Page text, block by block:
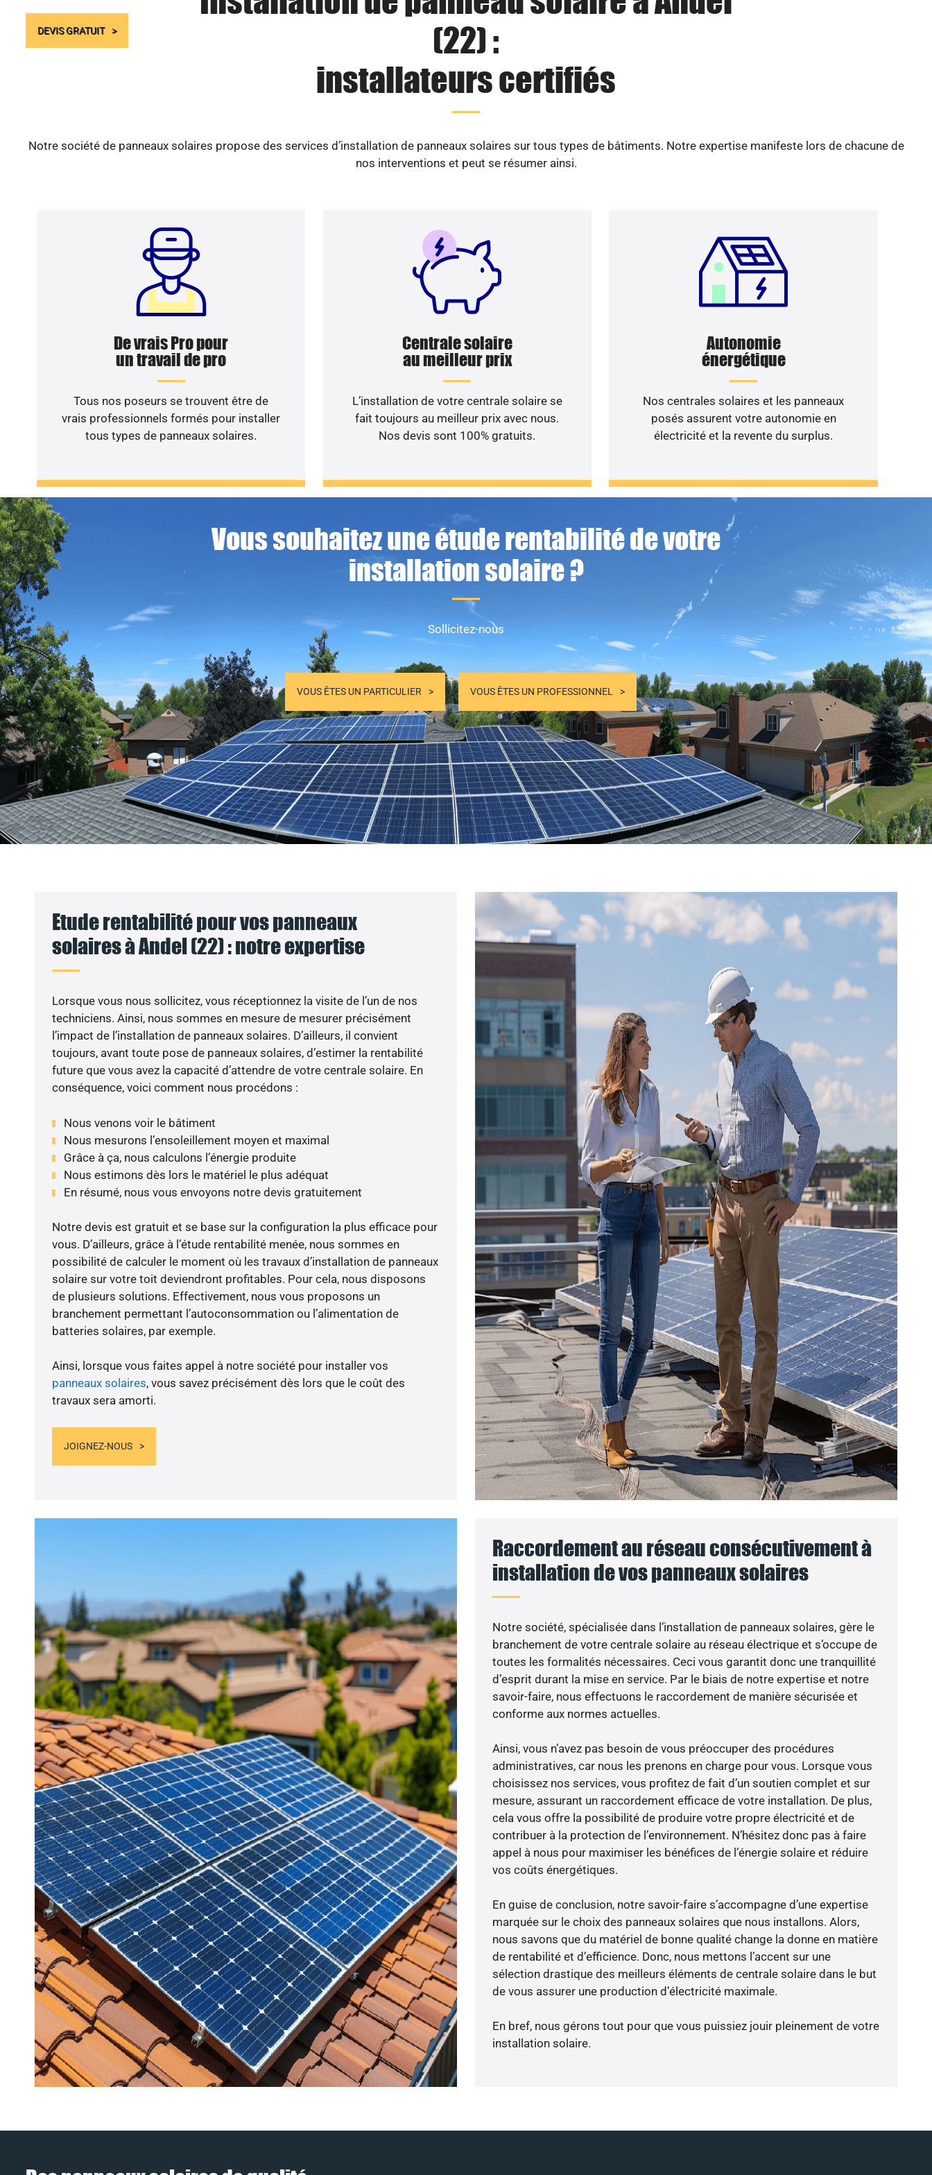
DEVIS GRATUIT
(22) :
installateurs certifiés
Notre société de panneaux solaires propose des services d’installation de panneaux solaires sur tous types de bâtiments. Notre expertise manifeste lors de chacune de
nos interventions et peut se résumer ainsi.
De vrais Pro pour
un travail de pro
Tous nos poseurs se trouvent être de
vrais professionnels formés pour installer
tous types de panneaux solaires.
Centrale solaire
au meilleur prix
L’installation de votre centrale solaire se
fait toujours au meilleur prix avec nous.
Nos devis sont 100% gratuits.
Autonomie
énergétique
Nos centrales solaires et les panneaux
posés assurent votre autonomie en
électricité et la revente du surplus.
Vous souhaitez une étude rentabilité de votre
installation solaire ?
Sollicitez-nous
VOUS ÊTES UN PARTICULIER VOUS ÊTES UN PROFESSIONNEL
Etude rentabilité pour vos panneaux
solaires à Andel (22) : notre expertise
Lorsque vous nous sollicitez, vous réceptionnez la visite de l’un de nos
techniciens. Ainsi, nous sommes en mesure de mesurer précisément
l’impact de l’installation de panneaux solaires. D’ailleurs, il convient
toujours, avant toute pose de panneaux solaires, d’estimer la rentabilité
future que vous avez la capacité d’attendre de votre centrale solaire. En
conséquence, voici comment nous procédons :
Nous venons voir le bâtiment
Nous mesurons l’ensoleillement moyen et maximal
Grâce à ça, nous calculons l’énergie produite
Nous estimons dès lors le matériel le plus adéquat
En résumé, nous vous envoyons notre devis gratuitement
Notre devis est gratuit et se base sur la configuration la plus efficace pour
vous. D’ailleurs, grâce à l’étude rentabilité menée, nous sommes en
possibilité de calculer le moment où les travaux d’installation de panneaux
solaire sur votre toit deviendront profitables. Pour cela, nous disposons
de plusieurs solutions. Effectivement, nous vous proposons un
branchement permettant l’autoconsommation ou l’alimentation de
batteries solaires, par exemple.
Ainsi, lorsque vous faites appel à notre société pour installer vos
panneaux solaires, vous savez précisément dès lors que le coût des
travaux sera amorti.
JOIGNEZ-NOUS
Raccordement au réseau consécutivement à
installation de vos panneaux solaires
Notre société, spécialisée dans l’installation de panneaux solaires, gère le
branchement de votre centrale solaire au réseau électrique et s’occupe de
toutes les formalités nécessaires. Ceci vous garantit donc une tranquillité
d’esprit durant la mise en service. Par le biais de notre expertise et notre
savoir-faire, nous effectuons le raccordement de manière sécurisée et
conforme aux normes actuelles.
Ainsi, vous n’avez pas besoin de vous préoccuper des procédures
administratives, car nous les prenons en charge pour vous. Lorsque vous
choisissez nos services, vous profitez de fait d’un soutien complet et sur
mesure, assurant un raccordement efficace de votre installation. De plus,
cela vous offre la possibilité de produire votre propre électricité et de
contribuer à la protection de l’environnement. N’hésitez donc pas à faire
appel à nous pour maximiser les bénéfices de l’énergie solaire et réduire
vos coûts énergétiques.
En guise de conclusion, notre savoir-faire s’accompagne d’une expertise
marquée sur le choix des panneaux solaires que nous installons. Alors,
nous savons que du matériel de bonne qualité change la donne en matière
de rentabilité et d’efficience. Donc, nous mettons l’accent sur une
sélection drastique des meilleurs éléments de centrale solaire dans le but
de vous assurer une production d’électricité maximale.
En bref, nous gérons tout pour que vous puissiez jouir pleinement de votre
installation solaire.